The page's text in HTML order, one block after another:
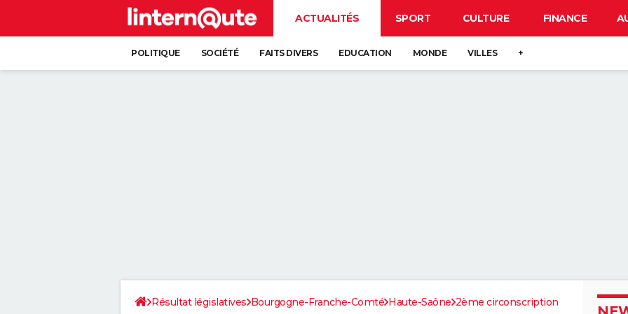
ACTUALITÉS SPORT CULTURE FINANCE
POLITIQUE SOCIÉTÉ FAITS DIVERS EDUCATION MONDE VILLES +
Résultat législatives Bourgogne-Franche-Comté Haute-Saône 2ème circonscription